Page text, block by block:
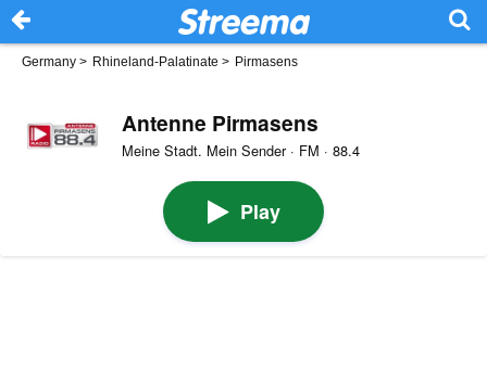
Germany > Rhineland-Palatinate > Pirmasens
Antenne Pirmasens
Meine Stadt. Mein Sender · FM · 88.4
Play